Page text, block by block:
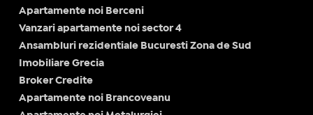
Apartamente noi Berceni
Vanzari apartamente noi sector 4
Ansambluri rezidentiale Bucuresti Zona de Sud
Imobiliare Grecia
Broker Credite
Apartamente noi Brancoveanu